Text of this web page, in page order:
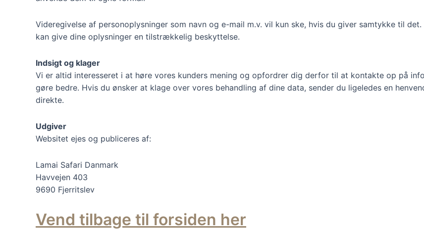
Videregivelse af personoplysninger som navn og e-mail m.v. vil kun ske, hvis du giver samtykke til
kan give dine oplysninger en tilstrækkelig beskyttelse.
Indsigt og klager
Vi er altid interesseret i at høre vores kunders mening og opfordrer dig derfor til at kontakte op på
gøre bedre. Hvis du ønsker at klage over vores behandling af dine data, sender du ligeledes en
direkte.
Udgiver
Websitet ejes og publiceres af:
Lamai Safari Danmark
Havvejen 403
9690 Fjerritslev
Vend tilbage til forsiden her